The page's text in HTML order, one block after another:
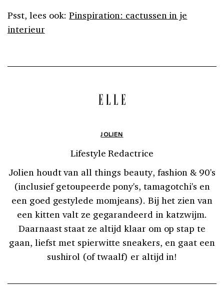
Psst, lees ook:Pinspiration: cactussen in je
interieur
JOLIEN
Lifestyle Redactrice
Jolien houdt van all things beauty, fashion & 90's
(inclusief getoupeerde pony's, tamagotchi's en
een goed gestylede momjeans). Bij het zien van
een kitten valt ze gegarandeerd in katzwijm.
Daarnaast staat ze altijd klaar om op stap te
gaan, liefst met spierwitte sneakers, en gaat een
sushirol (of twaalf) er altijd in!